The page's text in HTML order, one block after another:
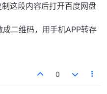
这段内容后打开百度网盘
二维码，用手机APP转存
0